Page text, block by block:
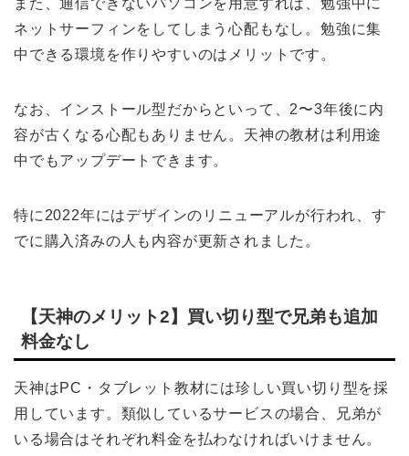
また、通信できないパソコンを用意すれば、勉強中に
ネットサーフィンをしてしまう心配もなし。勉強に集
中できる環境を作りやすいのはメリットです。
なお、インストール型だからといって、2〜3年後に内
容が古くなる心配もありません。天神の教材は利用途
中でもアップデートできます。
特に2022年にはデザインのリニューアルが行われ、す
でに購入済みの人も内容が更新されました。
【天神のメリット2】買い切り型で兄弟も追加
料金なし
天神はPC・タブレット教材には珍しい買い切り型を採
用しています。類似しているサービスの場合、兄弟が
いる場合はそれぞれ料金を払わなければいけません。